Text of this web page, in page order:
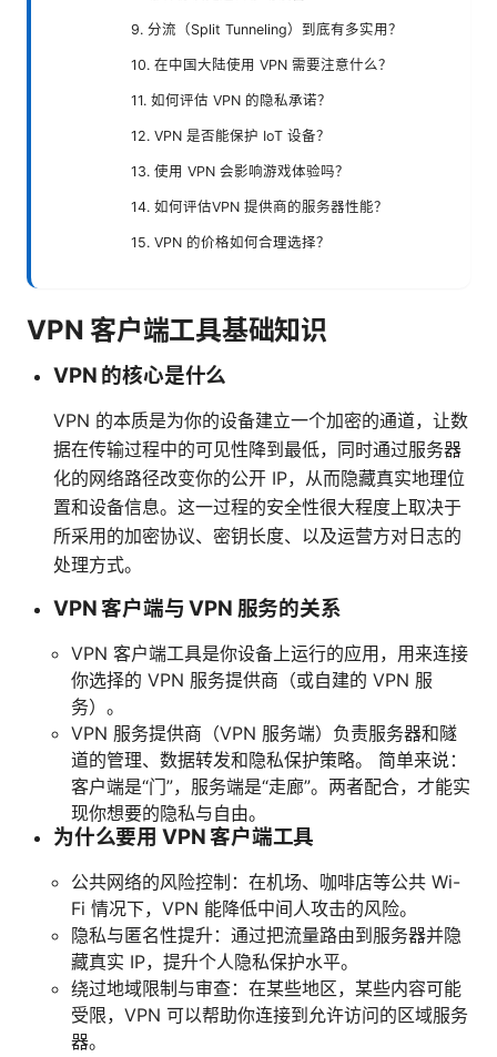
9. 分流（Split Tunneling）到底有多实用？
10. 在中国大陆使用 VPN 需要注意什么？
11. 如何评估 VPN 的隐私承诺？
12. VPN 是否能保护 IoT 设备？
13. 使用 VPN 会影响游戏体验吗？
14. 如何评估VPN 提供商的服务器性能？
15. VPN 的价格如何合理选择？
VPN 客户端工具基础知识
VPN 的核心是什么
VPN 的本质是为你的设备建立一个加密的通道，让数
据在传输过程中的可见性降到最低，同时通过服务器
化的网络路径改变你的公开 IP，从而隐藏真实地理位
置和设备信息。这一过程的安全性很大程度上取决于
所采用的加密协议、密钥长度、以及运营方对日志的
处理方式。
VPN 客户端与 VPN 服务的关系
VPN 客户端工具是你设备上运行的应用，用来连接
你选择的 VPN 服务提供商（或自建的 VPN 服
务）。
VPN 服务提供商（VPN 服务端）负责服务器和隧
道的管理、数据转发和隐私保护策略。 简单来说：
客户端是“门”，服务端是“走廊”。两者配合，才能实
现你想要的隐私与自由。
为什么要用 VPN 客户端工具
公共网络的风险控制：在机场、咖啡店等公共 Wi-
Fi 情况下，VPN 能降低中间人攻击的风险。
隐私与匿名性提升：通过把流量路由到服务器并隐
藏真实 IP，提升个人隐私保护水平。
绕过地域限制与审查：在某些地区，某些内容可能
受限，VPN 可以帮助你连接到允许访问的区域服务
器。